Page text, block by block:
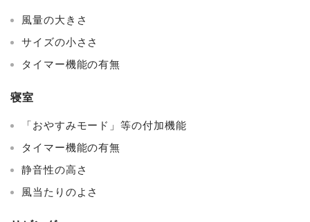
風量の大きさ
サイズの小ささ
タイマー機能の有無
寝室
「おやすみモード」等の付加機能
タイマー機能の有無
静音性の高さ
風当たりのよさ